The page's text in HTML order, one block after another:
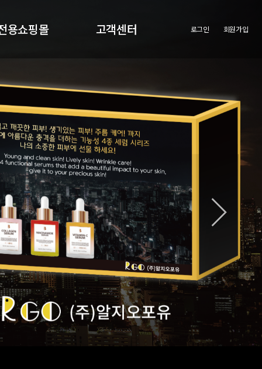
용쇼핑몰
용쇼핑몰
고객센터
회사의새로운소식
로그인 회원가입